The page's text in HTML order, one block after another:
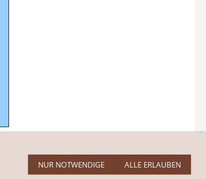
NUR NOTWENDIGE ALLE ERLAUBEN